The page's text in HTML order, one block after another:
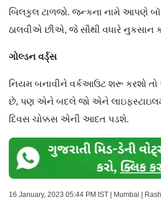
બિલકુલ ટાળજો. જન્કના નામે આપણે
ઠાલવીએ છીએ, જે સૌથી વધારે નુકસાન
ગોલ્ડન વર્ડ્‍સ
નિયમ બનાવીને વર્કઆઉટ શરૂ કરશો તો
છે, પણ એને બદલે જો એને
દિવસ ચોક્કસ એની આદત પડશે.
16 January, 2023 05:44 PM IST | Mumbai |